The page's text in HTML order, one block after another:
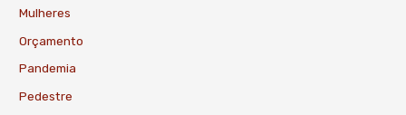
Mulheres
Orçamento
Pandemia
Pedestre